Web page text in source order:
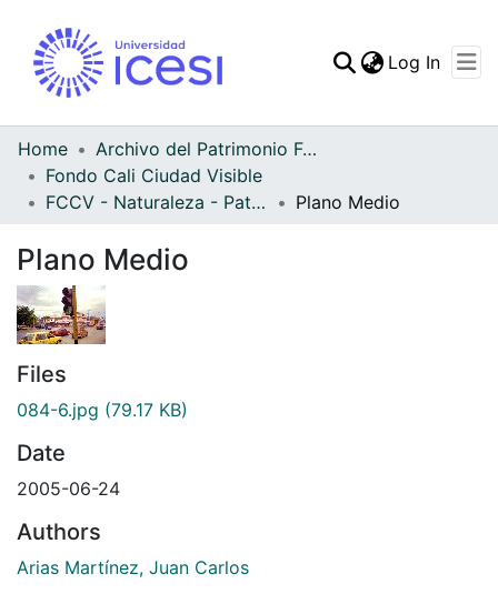
Log In
Home
Archivo del Patrimonio Fotográfico y Fílmico del Valle del Cauca
Fondo Cali Ciudad Visible
FCCV - Naturaleza - Patrimonial
Plano Medio
Plano Medio
Files
084-6.jpg (79.17 KB)
Date
2005-06-24
Authors
Arias Martínez, Juan Carlos